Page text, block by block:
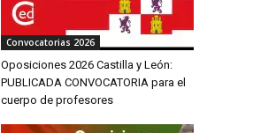
Convocatorias 2026
Oposiciones 2026 Castilla y León:
PUBLICADA CONVOCATORIA para el
cuerpo de profesores